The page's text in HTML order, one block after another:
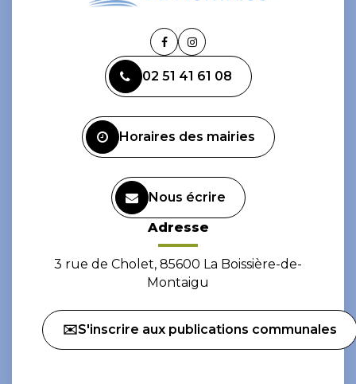
Lien
le
compte
Lien
le
compte
02 51 41 61 08
Horaires des mairies
Nous écrire
Adresse
3 rue de Cholet, 85600 La Boissière-de-
Montaigu
✉️S'inscrire aux publications communales